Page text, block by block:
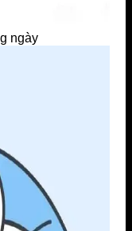
ngày